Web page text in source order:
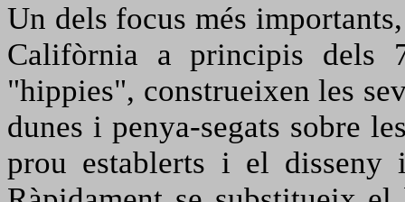
Un dels focus més
Califòrnia a principis dels
"hippies", construeixen les
dunes i penya-segats sobre
prou establerts i el disseny